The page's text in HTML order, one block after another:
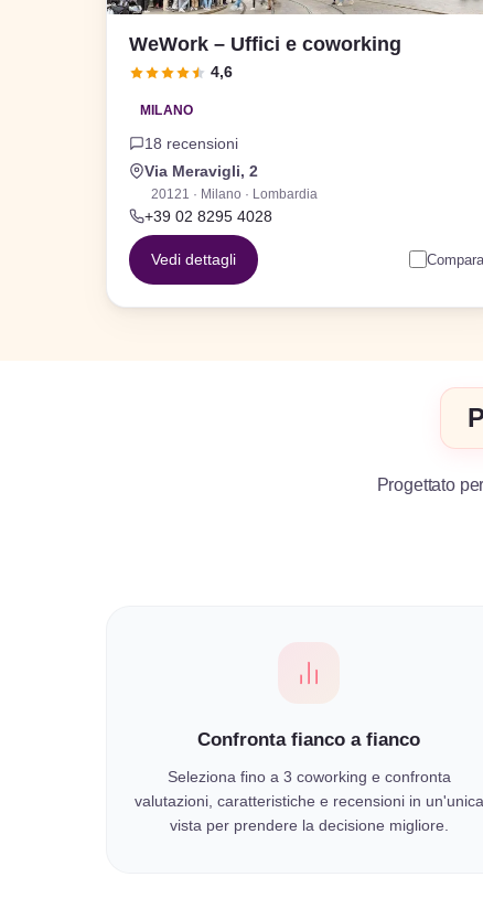
WeWork – Uffici e coworking
4,6
MILANO
18 recensioni
Via Meravigli, 2
20121 · Milano · Lombardia
+39 02 8295 4028
Vedi dettagli
Progettato
Confronta fianco a fianco
Seleziona fino a 3 coworking e confronta
valutazioni, caratteristiche e recensioni in un'unica
vista per prendere la decisione migliore.